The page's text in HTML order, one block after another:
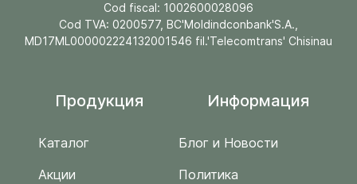
Cod fiscal: 1002600028096
Cod TVA: 0200577, BC'Moldindconbank'S.A.,
MD17ML000002224132001546 fil.'Telecomtrans' Chisinau
Продукция
Каталог
Акции
Информация
Блог и Новости
Политика